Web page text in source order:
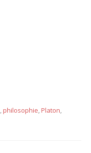
,philosophie,Platon,